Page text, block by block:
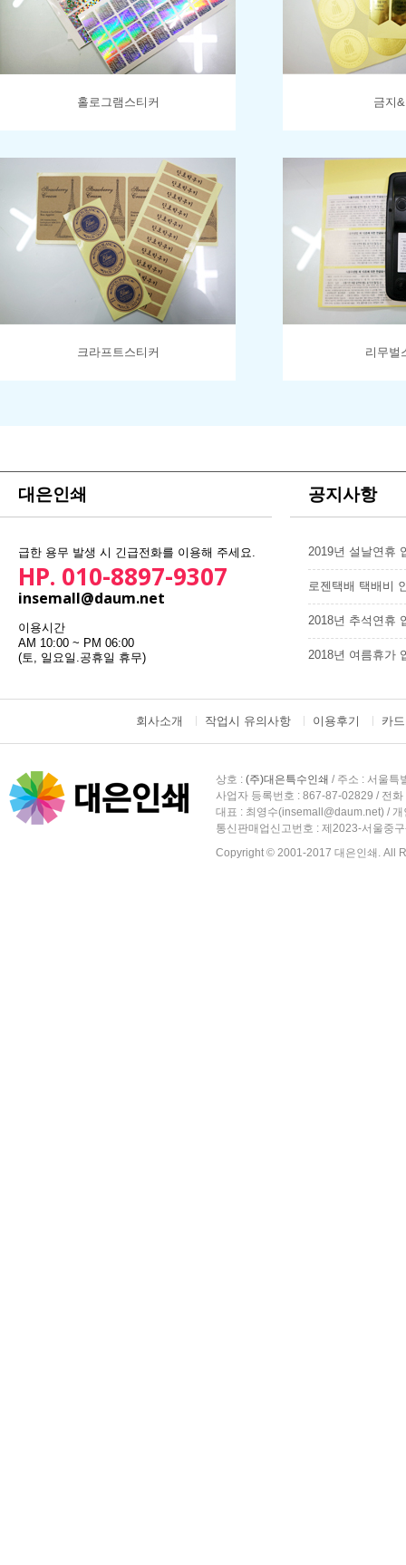
홀로그램스티커 금지
크라프트스티커 리무벌
대은인쇄
급한 용무 발생 시 긴급전화를 이용해 주세요.
HP. 010-8897-9307
insemall@daum.net
이용시간
AM 10:00 ~ PM 06:00
(토, 일요일.공휴일 휴무)
공지사항
2019년 설날연휴
로젠택배 택배비
2018년 추석연휴
2018년 여름휴가
회사소개 작업시 유의사항 이용후기 카
상호 : (주)대은특수인쇄 / 주소 : 서울특
사업자 등록번호 : 867-87-02829 / 전
대표 : 최영수(insemall@daum.net) /
통신판매업신고번호 : 제2023-서울중
Copyright © 2001-2017 대은인쇄. All